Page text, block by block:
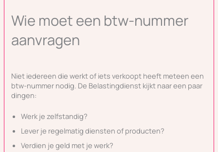
Wie moet een btw-nummer
aanvragen
Niet iedereen die werkt of iets verkoopt heeft meteen een
btw-nummer nodig. De Belastingdienst kijkt naar een paar
dingen:
Werk je zelfstandig?
Lever je regelmatig diensten of producten?
Verdien je geld met je werk?